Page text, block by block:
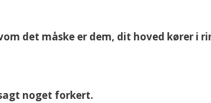
det måske er dem, dit hoved kører i
noget forkert.